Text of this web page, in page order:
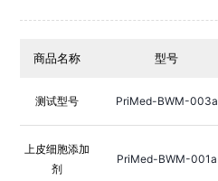
商品名称 型号
测试型号 PriMed-BWM-003a
上皮细胞添加
剂
PriMed-BWM-001a